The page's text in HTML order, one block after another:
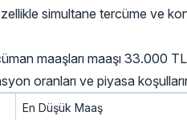
simultane tercüme ve
maaşları maaşı 33.000
oranları ve piyasa
En Düşük Maaş